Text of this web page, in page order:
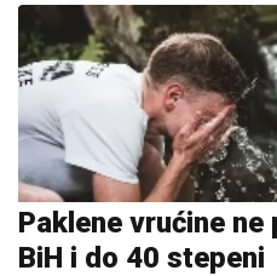
Paklene vrućine ne
BiH i do 40 stepeni